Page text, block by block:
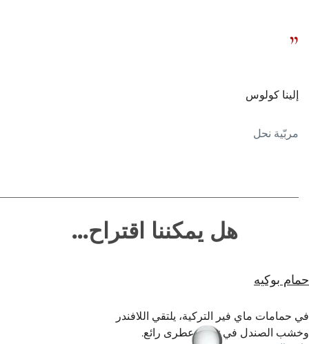
إلينا كولوس
مربّية نحل
هل يمكننا اقتراح...
حمام بوكيه
في حمامات ماي فير التركية، يلتقي اللافندر
وخشب الصندل في تناغم عطرى رائع.